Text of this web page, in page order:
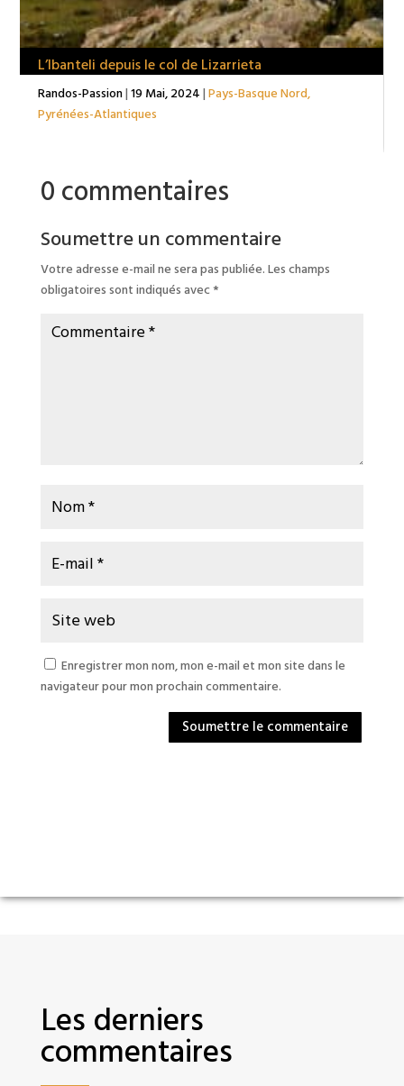
L’Ibanteli depuis le col de Lizarrieta
Randos-Passion| 19 Mai, 2024 | Pays-Basque Nord,
Pyrénées-Atlantiques
0 commentaires
Soumettre un commentaire
Votre adresse e-mail ne sera pas publiée. Les champs
obligatoires sont indiqués avec *
Enregistrer mon nom, mon e-mail et mon site dans le
navigateur pour mon prochain commentaire.
Soumettre le commentaire
Les derniers
commentaires